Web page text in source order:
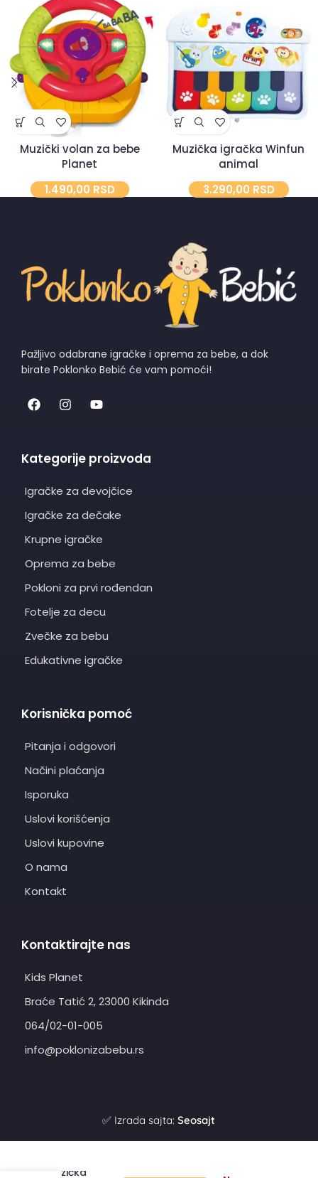
Muzički volan za bebe
Planet
1.490,00 RSD
Muzička igračka Winfun
animal
3.290,00 RSD
Pažljivo odabrane igračke i oprema za bebe, a dok
birate Poklonko Bebić će vam pomoći!
Kategorije proizvoda
Igračke za devojčice
Igračke za dečake
Krupne igračke
Oprema za bebe
Pokloni za prvi rođendan
Fotelje za decu
Zvečke za bebu
Edukativne igračke
Korisnička pomoć
Pitanja i odgovori
Načini plaćanja
Isporuka
Uslovi korišćenja
Uslovi kupovine
O nama
Kontakt
Kontaktirajte nas
Kids Planet
Braće Tatić 2, 23000 Kikinda
064/02-01-005
info@poklonizabebu.rs
✅ Izrada sajta:Seosajt
Muzička